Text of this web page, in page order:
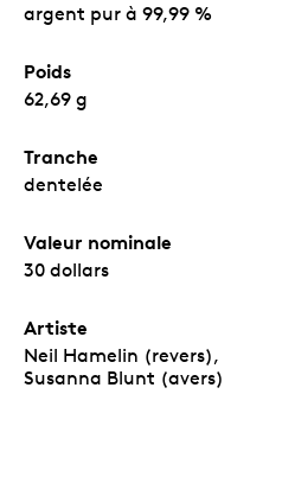
argent pur à 99,99 %
Poids
62,69 g
Tranche
dentelée
Valeur nominale
30 dollars
Artiste
Neil Hamelin (revers),
Susanna Blunt (avers)